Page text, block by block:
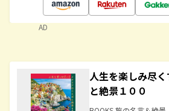
AD
人生を楽しみ尽
と絶景１００